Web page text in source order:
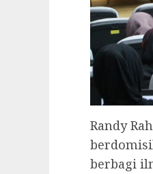
Randy
berbagi